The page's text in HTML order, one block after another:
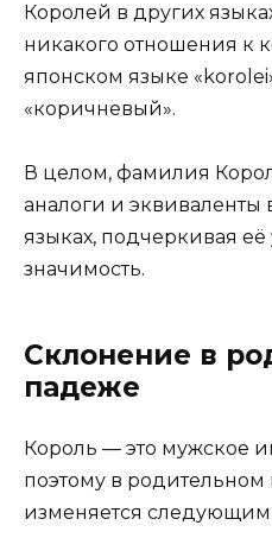
Королей в других
никакого отношения к
японском языке
«коричневый».
В целом, фамилия
аналоги и эквиваленты
языках, подчеркивая
значимость.
Склонение в
падеже
Король — это мужское
поэтому в
изменяется следующим